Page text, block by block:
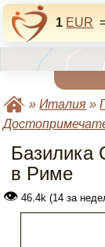
1 EUR
»Италия »
Базилика
в Риме
👁 46.4k (14 за